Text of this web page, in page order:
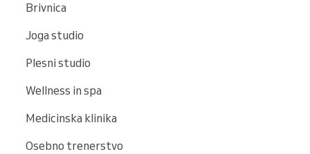
Brivnica
Joga studio
Plesni studio
Wellness in spa
Medicinska klinika
Osebno trenerstvo